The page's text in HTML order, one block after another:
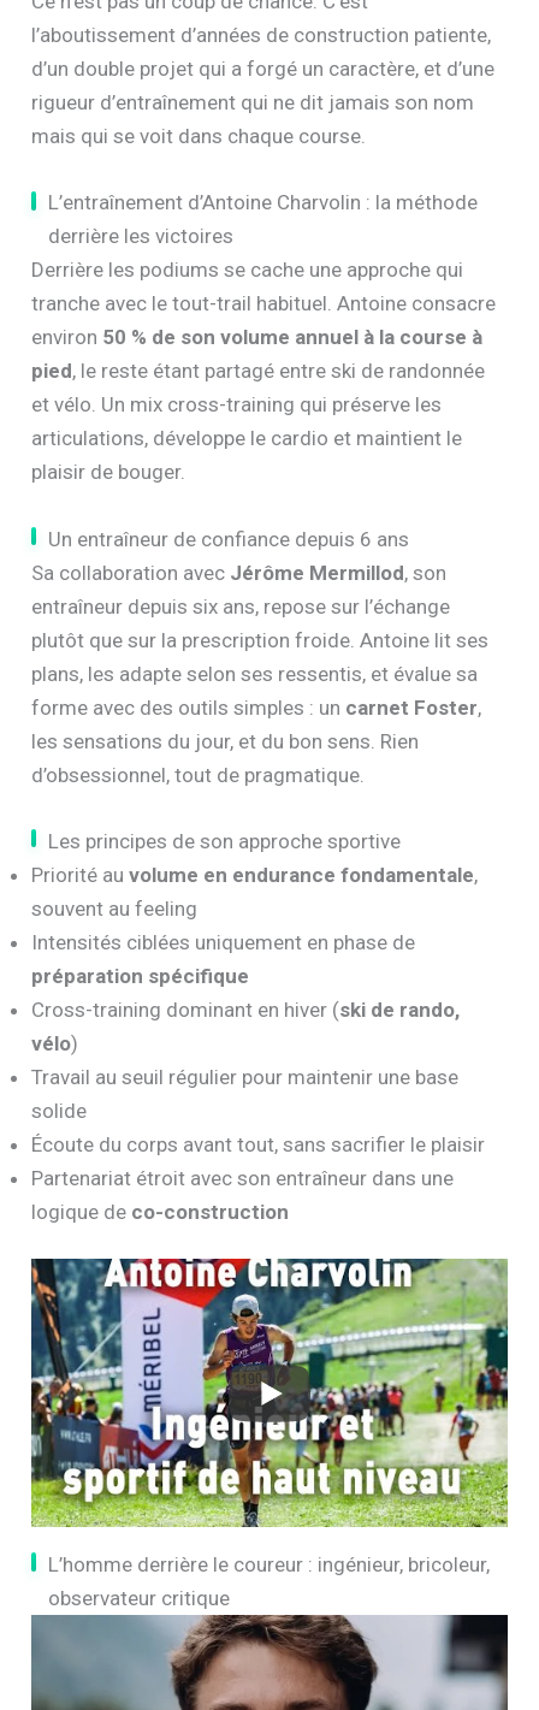
l’aboutissement d’années de construction patiente,
d’un double projet qui a forgé un caractère, et d’une
rigueur d’entraînement qui ne dit jamais son nom
mais qui se voit dans chaque course.
L’entraînement d’Antoine Charvolin : la méthode
derrière les victoires
Derrière les podiums se cache une approche qui
tranche avec le tout-trail habituel. Antoine consacre
environ 50 % de son volume annuel à la course à
pied, le reste étant partagé entre ski de randonnée
et vélo. Un mix cross-training qui préserve les
articulations, développe le cardio et maintient le
plaisir de bouger.
Un entraîneur de confiance depuis 6 ans
Sa collaboration avec Jérôme Mermillod, son
entraîneur depuis six ans, repose sur l’échange
plutôt que sur la prescription froide. Antoine lit ses
plans, les adapte selon ses ressentis, et évalue sa
forme avec des outils simples : un carnet Foster,
les sensations du jour, et du bon sens. Rien
d’obsessionnel, tout de pragmatique.
Les principes de son approche sportive
Priorité auvolume en endurance fondamentale,
souvent au feeling
Intensités ciblées uniquement en phase de
préparation spécifique
Cross-training dominant en hiver (ski de rando,
vélo)
Travail au seuil régulier pour maintenir une base
solide
Écoute du corps avant tout, sans sacrifier le plaisir
Partenariat étroit avec son entraîneur dans une
logique de co-construction
L’homme derrière le coureur : ingénieur, bricoleur,
observateur critique